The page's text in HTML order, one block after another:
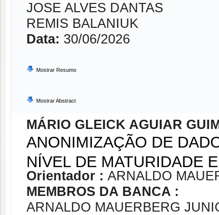
JOSE ALVES DANTAS
REMIS BALANIUK
Data: 30/06/2026
Mostrar Resumo
Mostrar Abstract
MÁRIO GLEICK AGUIAR
ANONIMIZAÇÃO DE
NÍVEL DE MATURIDADE
Orientador : ARNALDO
MEMBROS DA BANCA :
ARNALDO MAUERBERG